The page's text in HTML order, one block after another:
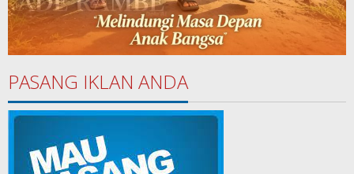
PASANG IKLAN ANDA